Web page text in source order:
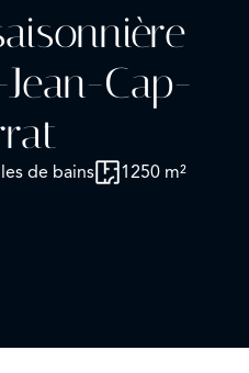
Cap-
de bains 1250 m²